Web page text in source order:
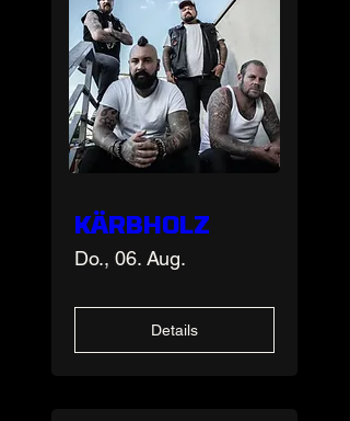
KÄRBHOLZ
Do., 06. Aug.
Details